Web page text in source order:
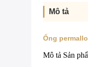
Mô tả
Ống
Mô tả Sản